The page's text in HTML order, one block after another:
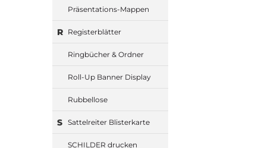
Präsentations-Mappen
R Registerblätter
Ringbücher & Ordner
Roll-Up Banner Display
Rubbellose
S Sattelreiter Blisterkarte
SCHILDER drucken